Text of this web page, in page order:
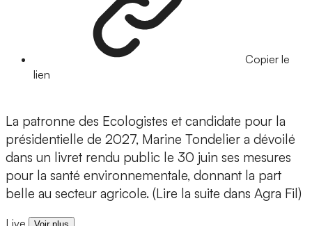
Copier le
lien
La patronne des Ecologistes et candidate pour la
présidentielle de 2027, Marine Tondelier a dévoilé
dans un livret rendu public le 30 juin ses mesures
pour la santé environnementale, donnant la part
belle au secteur agricole. (Lire la suite dans Agra Fil)